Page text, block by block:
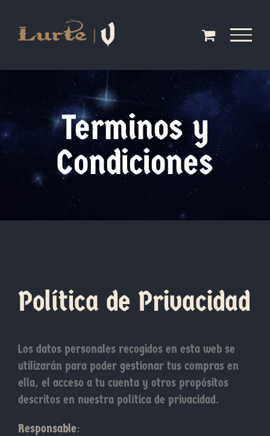
contenido
Terminos y
Condiciones
Política de Privacidad
Los datos personales recogidos en esta web se
utilizarán para poder gestionar tus compras en
ella, el acceso a tu cuenta y otros propósitos
descritos en nuestra política de privacidad.
Responsable: